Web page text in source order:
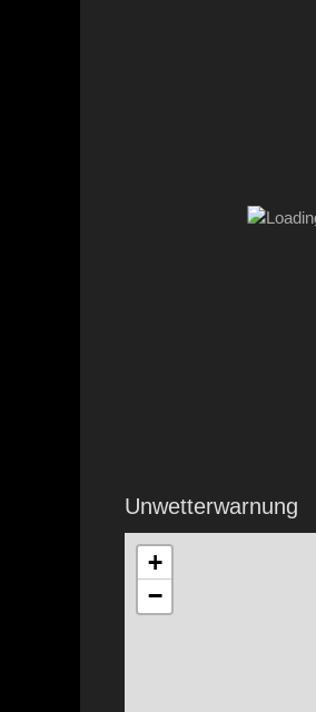
Unwetterwarnung
+
−